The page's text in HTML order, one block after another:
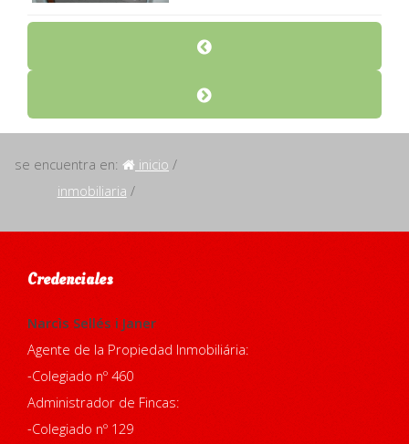
se encuentra en: inicio /
inmobiliaria /
Credenciales
Narcìs Sellés i Janer
Agente de la Propiedad Inmobiliária:
-Colegiado nº 460
Administrador de Fincas:
-Colegiado nº 129